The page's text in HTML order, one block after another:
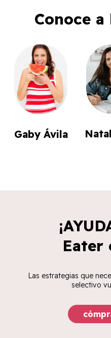
Conoce
Gaby Ávila
Eater
Las estrategias que
selectivo